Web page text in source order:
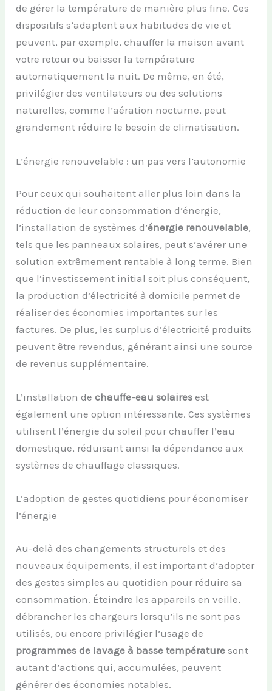
de gérer la température de manière plus fine. Ces
dispositifs s’adaptent aux habitudes de vie et
peuvent, par exemple, chauffer la maison avant
votre retour ou baisser la température
automatiquement la nuit. De même, en été,
privilégier des ventilateurs ou des solutions
naturelles, comme l’aération nocturne, peut
grandement réduire le besoin de climatisation.
L’énergie renouvelable : un pas vers l’autonomie
Pour ceux qui souhaitent aller plus loin dans la
réduction de leur consommation d’énergie,
l’installation de systèmes d’énergie renouvelable,
tels que les panneaux solaires, peut s’avérer une
solution extrêmement rentable à long terme. Bien
que l’investissement initial soit plus conséquent,
la production d’électricité à domicile permet de
réaliser des économies importantes sur les
factures. De plus, les surplus d’électricité produits
peuvent être revendus, générant ainsi une source
de revenus supplémentaire.
L’installation dechauffe-eau solaires est
également une option intéressante. Ces systèmes
utilisent l’énergie du soleil pour chauffer l’eau
domestique, réduisant ainsi la dépendance aux
systèmes de chauffage classiques.
L’adoption de gestes quotidiens pour économiser
l’énergie
Au-delà des changements structurels et des
nouveaux équipements, il est important d’adopter
des gestes simples au quotidien pour réduire sa
consommation. Éteindre les appareils en veille,
débrancher les chargeurs lorsqu’ils ne sont pas
utilisés, ou encore privilégier l’usage de
programmes de lavage à basse température sont
autant d’actions qui, accumulées, peuvent
générer des économies notables.